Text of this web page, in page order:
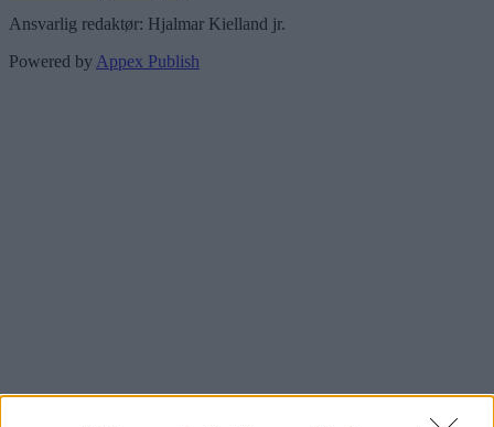
Ansvarlig redaktør: Hjalmar Kielland jr.
Powered by Appex Publish